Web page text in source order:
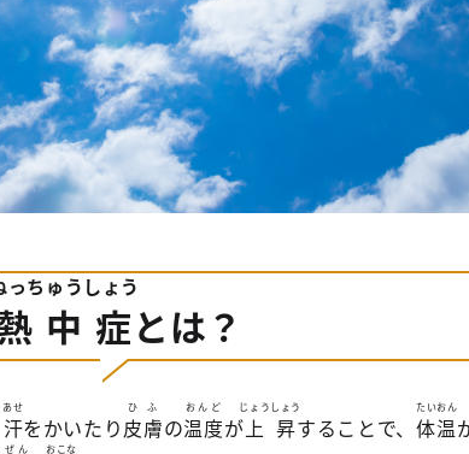
中症
っちゅうしょう
とは？
汗
あせ
をかいたり皮膚
ひふ
の温度
おんど
が 上昇
じょうしょう
することで、 体温
たいおん
ぜん おこな